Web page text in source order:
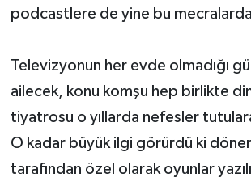
podcastlere de yine bu
Televizyonun her evde olmadığı
ailecek, konu komşu hep birlikte
tiyatrosu o yıllarda nefesler
O kadar büyük ilgi görürdü ki
tarafından özel olarak oyunlar